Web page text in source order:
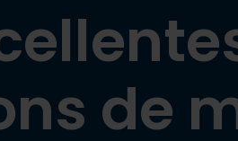
de